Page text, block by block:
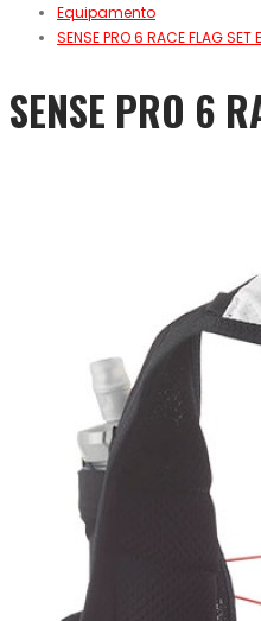
Equipamento
SENSE PRO 6 RACE FLAG SET
SENSE PRO 6